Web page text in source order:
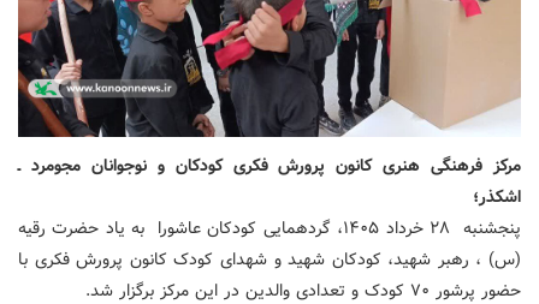
مرکز فرهنگی هنری کانون پرورش فکری کودکان و نوجوانان مجومرد ـ
اشکذر؛
پنجشنبه ۲۸ خرداد ۱۴۰۵، گردهمایی کودکان عاشورا به یاد حضرت رقیه
(س) ، رهبر شهید، کودکان شهید و شهدای کودک کانون پرورش فکری با
حضور پرشور ۷۰ کودک و تعدادی والدین در این مرکز برگزار شد.